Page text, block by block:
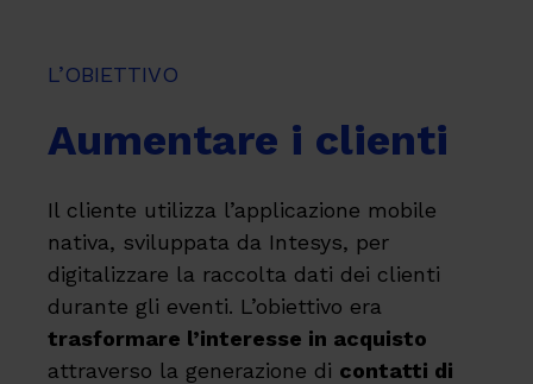
L’OBIETTIVO
Aumentare i clienti
Il cliente utilizza l’applicazione mobile
nativa, sviluppata da Intesys, per
digitalizzare la raccolta dati dei clienti
durante gli eventi. L’obiettivo era
trasformare l’interesse in acquisto
attraverso la generazione di contatti di